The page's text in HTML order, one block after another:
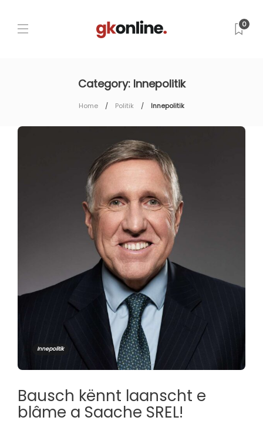
0
Category: Innepolitik
Home Politik Innepolitik
Innepolitik
Bausch kënnt laanscht e
blâme a Saache SREL!